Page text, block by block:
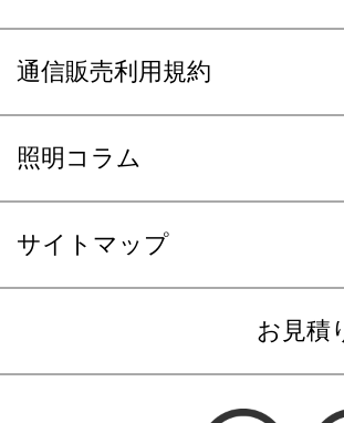
通信販売利用規約
照明コラム
サイトマップ
お見積